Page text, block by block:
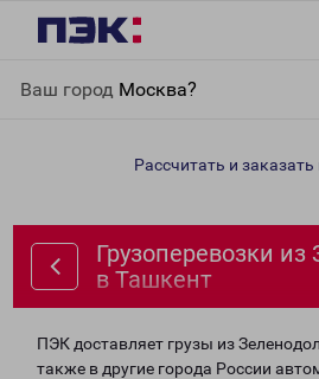
Ваш город Москва?
Ташкент
Рассчитать и заказать
Грузоперевозки из
в Ташкент
ПЭК доставляет грузы из
также в другие города России